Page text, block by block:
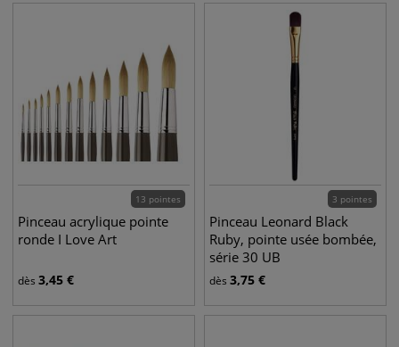
13 pointes
Pinceau acrylique pointe
ronde I Love Art
dès 3,45 €
3 pointes
Pinceau Leonard Black
Ruby, pointe usée bombée,
série 30 UB
dès 3,75 €